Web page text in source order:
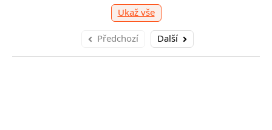
Ukaž vše
Předchozí Další